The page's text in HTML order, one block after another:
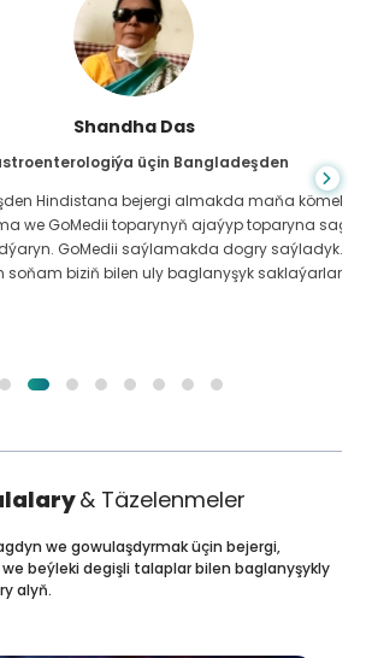
Shandha Das
üçin Bangladeşden
Hindistana bejergi almakda maňa kömek
GoMedii toparynyň ajaýyp toparyna sag
GoMedii saýlamakda dogry saýladyk.
biziň bilen uly baglanyşyk saklaýarlar
& Täzelenmeler
we gowulaşdyrmak üçin bejergi,
beýleki degişli talaplar bilen baglanyşykly
alyň.